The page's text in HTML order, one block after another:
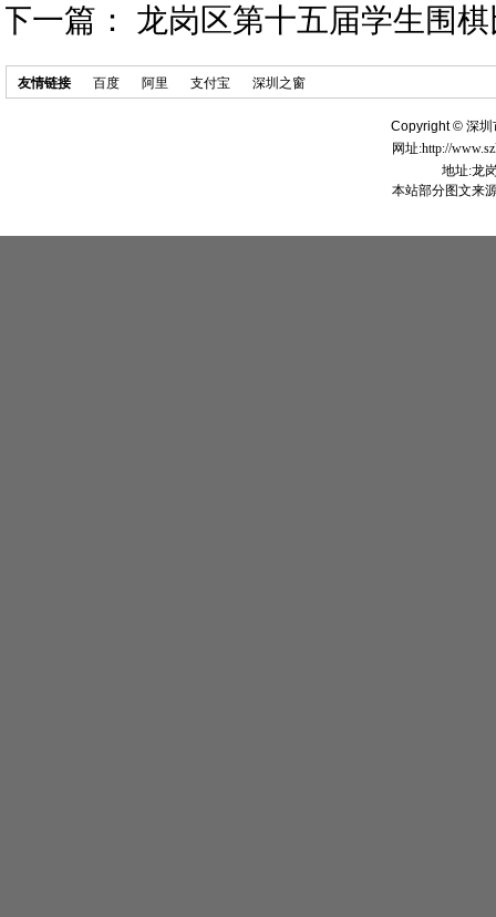
下一篇： 龙岗区第十五届学生围
友情链接 百度 阿里 支付宝 深圳之窗
Copyright © 深
网址:http://
地址:龙
本站部分图文来